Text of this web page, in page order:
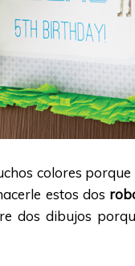
colores
estos dos
dos dibujos